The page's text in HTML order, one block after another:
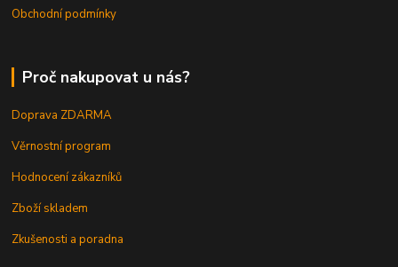
Obchodní podmínky
Proč nakupovat u nás?
Doprava ZDARMA
Věrnostní program
Hodnocení zákazníků
Zboží skladem
Zkušenosti a poradna